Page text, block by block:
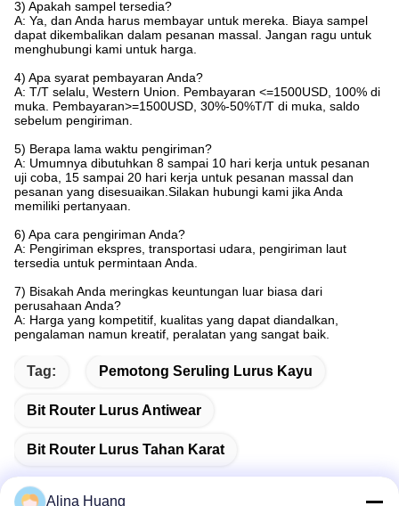
3) Apakah sampel tersedia?
A: Ya, dan Anda harus membayar untuk mereka. Biaya sampel
dapat dikembalikan dalam pesanan massal. Jangan ragu untuk
menghubungi kami untuk harga.
4) Apa syarat pembayaran Anda?
A: T/T selalu, Western Union. Pembayaran <=1500USD, 100% di
muka. Pembayaran>=1500USD, 30%-50%T/T di muka, saldo
sebelum pengiriman.
5) Berapa lama waktu pengiriman?
A: Umumnya dibutuhkan 8 sampai 10 hari kerja untuk pesanan
uji coba, 15 sampai 20 hari kerja untuk pesanan massal dan
pesanan yang disesuaikan.Silakan hubungi kami jika Anda
memiliki pertanyaan.
6) Apa cara pengiriman Anda?
A: Pengiriman ekspres, transportasi udara, pengiriman laut
tersedia untuk permintaan Anda.
7) Bisakah Anda meringkas keuntungan luar biasa dari
perusahaan Anda?
A: Harga yang kompetitif, kualitas yang dapat diandalkan,
pengalaman namun kreatif, peralatan yang sangat baik.
Tag: Pemotong Seruling Lurus Kayu
Bit Router Lurus Antiwear
Bit Router Lurus Tahan Karat
Alina Huang